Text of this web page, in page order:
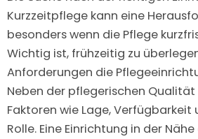
Kurzzeitpflege kann eine
besonders wenn die Pflege
Wichtig ist, frühzeitig zu
Anforderungen die
Neben der pflegerischen
Faktoren wie Lage, Verfügbarkeit
Rolle. Eine Einrichtung in der